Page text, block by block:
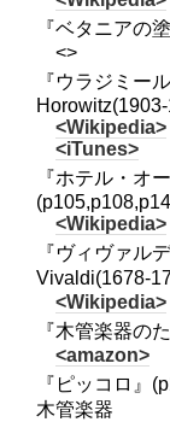
『ベタニアの
<>
『ウラジミー
<Wikipedia>
<iTunes>
『ホテル・オ
<Wikipedia>
『ヴィヴァル
Vivaldi(1678-
<Wikipedia>
『木管楽器の
<amazon>
『ピッコロ』
木管楽器